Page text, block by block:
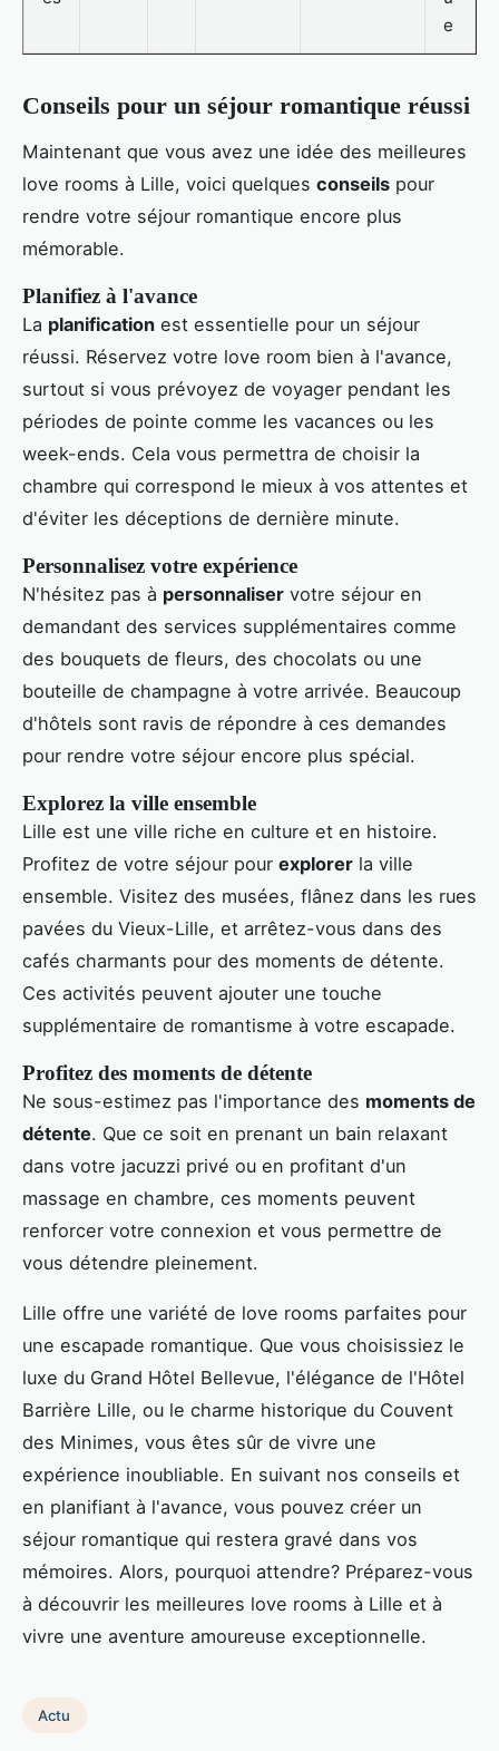
e
Conseils pour un séjour romantique réussi
Maintenant que vous avez une idée des meilleures
love rooms à Lille, voici quelques conseils pour
rendre votre séjour romantique encore plus
mémorable.
Planifiez à l'avance
La planification est essentielle pour un séjour
réussi. Réservez votre love room bien à l'avance,
surtout si vous prévoyez de voyager pendant les
périodes de pointe comme les vacances ou les
week-ends. Cela vous permettra de choisir la
chambre qui correspond le mieux à vos attentes et
d'éviter les déceptions de dernière minute.
Personnalisez votre expérience
N'hésitez pas à personnaliser votre séjour en
demandant des services supplémentaires comme
des bouquets de fleurs, des chocolats ou une
bouteille de champagne à votre arrivée. Beaucoup
d'hôtels sont ravis de répondre à ces demandes
pour rendre votre séjour encore plus spécial.
Explorez la ville ensemble
Lille est une ville riche en culture et en histoire.
Profitez de votre séjour pour explorer la ville
ensemble. Visitez des musées, flânez dans les rues
pavées du Vieux-Lille, et arrêtez-vous dans des
cafés charmants pour des moments de détente.
Ces activités peuvent ajouter une touche
supplémentaire de romantisme à votre escapade.
Profitez des moments de détente
Ne sous-estimez pas l'importance des moments de
détente. Que ce soit en prenant un bain relaxant
dans votre jacuzzi privé ou en profitant d'un
massage en chambre, ces moments peuvent
renforcer votre connexion et vous permettre de
vous détendre pleinement.
Lille offre une variété de love rooms parfaites pour
une escapade romantique. Que vous choisissiez le
luxe du Grand Hôtel Bellevue, l'élégance de l'Hôtel
Barrière Lille, ou le charme historique du Couvent
des Minimes, vous êtes sûr de vivre une
expérience inoubliable. En suivant nos conseils et
en planifiant à l'avance, vous pouvez créer un
séjour romantique qui restera gravé dans vos
mémoires. Alors, pourquoi attendre? Préparez-vous
à découvrir les meilleures love rooms à Lille et à
vivre une aventure amoureuse exceptionnelle.
Actu